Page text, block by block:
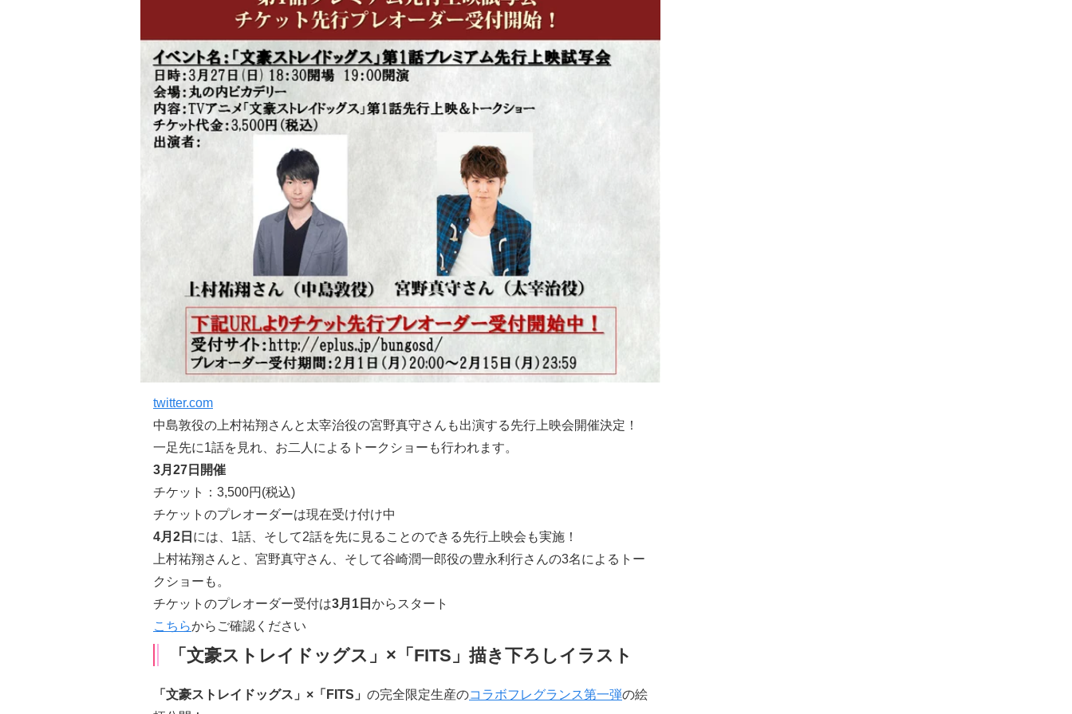
twitter.com
中島敦役の 上村祐翔さんと太宰治役の宮野真守さん も出演する先行上映会開催決定！
一足先に1話を見れ、お二人によるトークショーも行われます。
3月27日開催
チケット：3,500円(税込)
チケットのプレオーダーは現在受け付け中
4月2日 には、1話、そして2話を先に見ることのできる先行上映会も実施！
上村祐翔さんと、 宮野真守さん 、そして谷崎潤一郎役の豊永利行さんの3名によるトー
クショーも。
チケットのプレオーダー受付は3月1日 からスタート
こちらからご確認ください
「文豪ストレイドッグス」×「FITS」描き下ろしイラスト
「文豪ストレイドッグス」×「FITS」 の完全限定生産のコラボフレグランス第一弾の絵